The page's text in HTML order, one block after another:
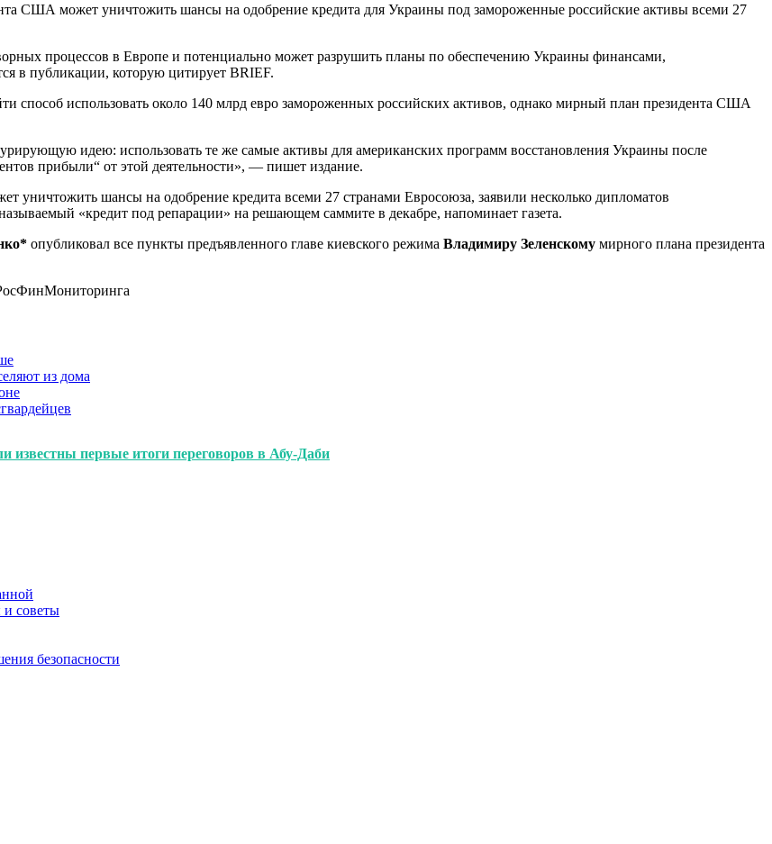
США может уничтожить шансы на одобрение кредита для Украины под замороженные российские активы всеми 27
процессов в Европе и потенциально может разрушить планы по обеспечению Украины финансами,
в публикации, которую цитирует BRIEF.
способ использовать около 140 млрд евро замороженных российских активов, однако мирный план президента США
идею: использовать те же самые активы для американских программ восстановления Украины после
прибыли“ от этой деятельности», — пишет издание.
шансы на одобрение кредита всеми 27 странами Евросоюза, заявили несколько дипломатов
«кредит под репарации» на решающем саммите в декабре, напоминает газета.
опубликовал все пункты предъявленного главе киевского режима Владимиру Зеленскому мирного плана президента
из дома
известны первые итоги переговоров в Абу-Даби
советы
безопасности